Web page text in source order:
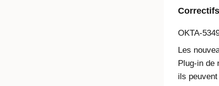
OKTA-
Les
Plug-in de
ils